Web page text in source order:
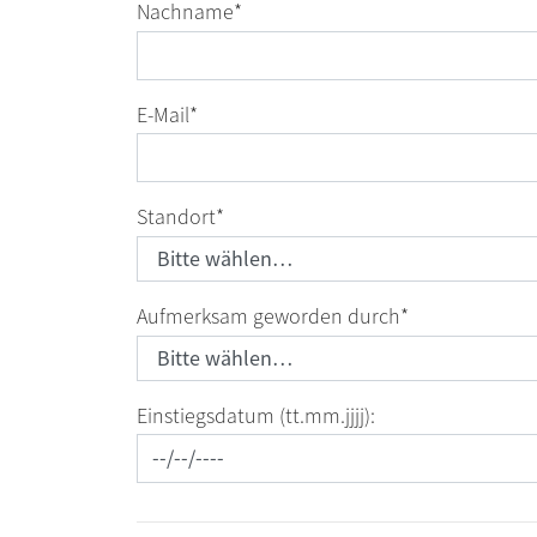
Nachname*
E-Mail*
Standort*
Aufmerksam geworden durch*
Einstiegsdatum (tt.mm.jjjj):